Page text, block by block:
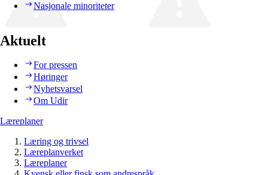
Nasjonale minoriteter
Aktuelt
For pressen
Høringer
Nyhetsvarsel
Om Udir
Læreplaner
Læring og trivsel
Læreplanverket
Læreplaner